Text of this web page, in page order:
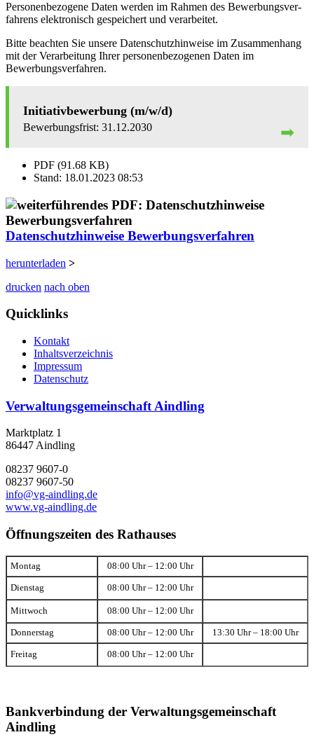
Per­so­nen­be­zo­ge­ne Da­ten wer­den im Rah­men des Be­wer­bungs­ver­
fah­rens elek­tro­nisch ge­spei­chert und ver­ar­bei­tet.
Bitte beachten Sie unsere Datenschutzhinweise im Zusammenhang
mit der Verarbeitung Ihrer personenbezogenen Daten im
Bewerbungsverfahren.
Initiativbewerbung (m/w/d)
31.12.2030
PDF (91.68 KB)
Stand: 18.01.2023 08:53
Datenschutzhinweise Bewerbungsverfahren
herunterladen >
drucken nach oben
Quicklinks
Kontakt
Inhaltsverzeichnis
Impressum
Datenschutz
Verwaltungsgemeinschaft Aindling
Marktplatz 1
86447 Aindling
08237 9607-0
08237 9607-50
info@vg-aindling.de
www.vg-aindling.de
Öffnungszeiten des Rathauses
Montag 08:00 Uhr – 12:00 Uhr
Dienstag 08:00 Uhr – 12:00 Uhr
Mittwoch 08:00 Uhr – 12:00 Uhr
Donnerstag 08:00 Uhr – 12:00 Uhr 13:30 Uhr – 18:00 Uhr
Freitag 08:00 Uhr – 12:00 Uhr
Bankverbindung der Verwaltungsgemeinschaft
Aindling